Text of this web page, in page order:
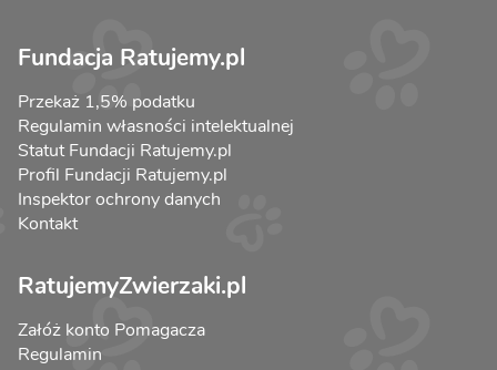
Fundacja Ratujemy.pl
Przekaż 1,5% podatku
Regulamin własności intelektualnej
Statut Fundacji Ratujemy.pl
Profil Fundacji Ratujemy.pl
Inspektor ochrony danych
Kontakt
RatujemyZwierzaki.pl
Załóż konto Pomagacza
Regulamin